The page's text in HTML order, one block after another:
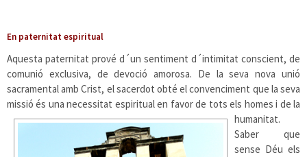
En paternitat espiritual
Aquesta paternitat prové d´un sentiment d´intimitat conscient, de
comunió exclusiva, de devoció amorosa. De la seva nova unió
sacramental amb Crist, el sacerdot obté el convenciment que la seva
missió és una necessitat espiritual en favor de tots els homes i de la
humanitat.
Saber que
sense Déu els